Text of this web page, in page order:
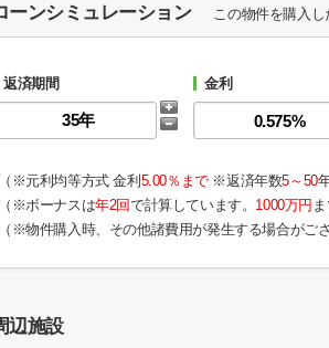
ーンシミュレーション この物件を購入し
返済期間 金利
（※元利均等方式 金利 5.00％まで※返済年数5～50
（※ボーナスは年2回で計算しています。 1000万円
（※物件購入時、その他諸費用が発生する場合がござ
辺施設